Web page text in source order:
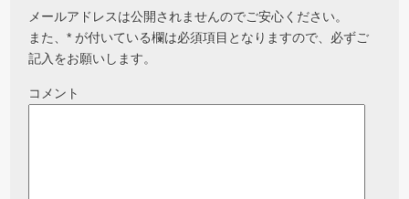
メールアドレスは公開されませんのでご安心ください。
また、* が付いている欄は必須項目となりますので、必ずご
記入をお願いします。
コメント